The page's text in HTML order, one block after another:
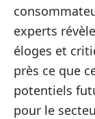
experts
éloges et
près ce que
potentiels
pour le